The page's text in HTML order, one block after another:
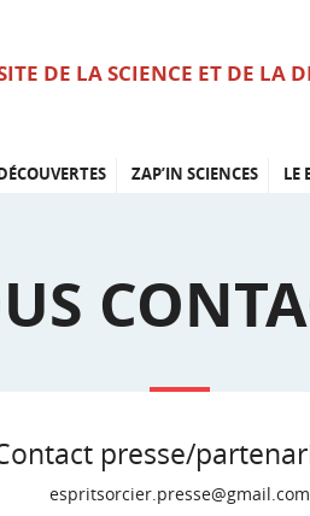
DE LA SCIENCE ET DE LA
ZAP’IN SCIENCES LE
presse/
espritsorcier.presse@gmail.com